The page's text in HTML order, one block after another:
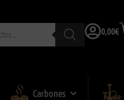
0,00€
Carbones